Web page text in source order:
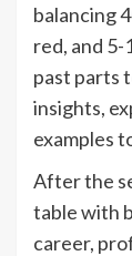
balancing
red, and
past parts
insights,
examples
After the
table with
career,